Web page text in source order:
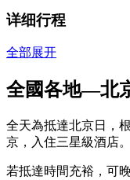
详细行程
全部展开
全國各地—北
全天為抵達北京日，
京，入住三星級酒店。
若抵達時間充裕，可